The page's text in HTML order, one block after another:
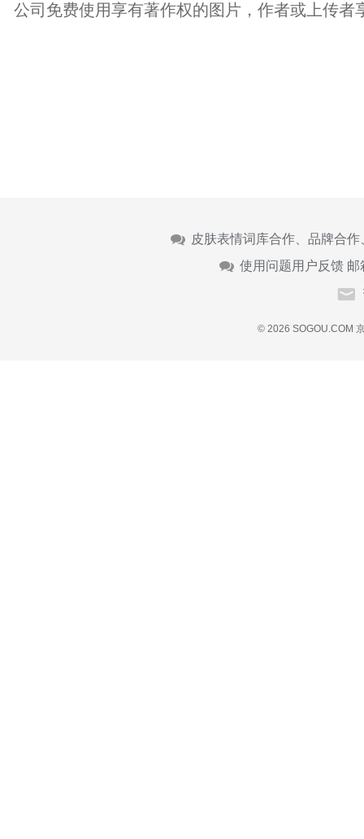
公司免费使用享有著作权的图片，作者或上传者
皮肤表情词库合作、品牌合
使用问题用户反馈 邮
© 2026 SOGOU.COM